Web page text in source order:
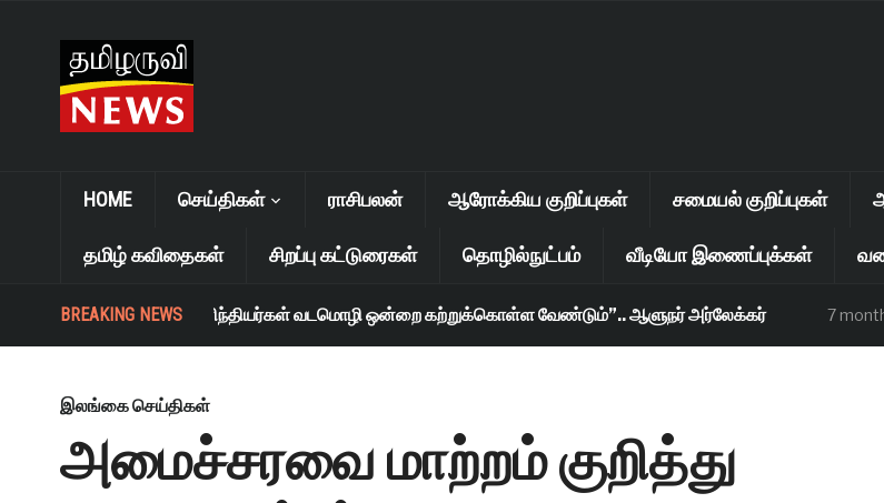
HOME செய்திகள் ராசிபலன் ஆரோக்கிய குறிப்புகள் சமையல் குறிப்புகள்
தமிழ் கவிதைகள் சிறப்பு கட்டுரைகள் தொழில்நுட்பம் வீடியோ இணைப்புக்கள்
BREAKING NEWS
“தென்னிந்தியர்கள் வடமொழி ஒன்றை கற்றுக்கொள்ள வேண்டும்”.. ஆளுநர் அர்லேக்கர் 7 months
இலங்கை செய்திகள்
அமைச்சரவை மாற்றம் குறித்து